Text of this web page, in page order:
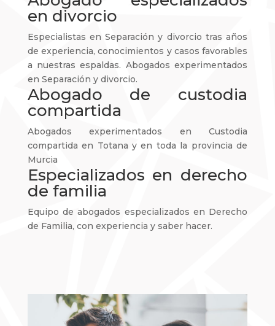
en divorcio
Especialistas en Separación y divorcio tras años
de experiencia, conocimientos y casos favorables
a nuestras espaldas. Abogados experimentados
en Separación y divorcio.
Abogado de custodia
compartida
Abogados experimentados en Custodia
compartida en Totana y en toda la provincia de
Murcia
Especializados en derecho
de familia
Equipo de abogados especializados en Derecho
de Familia, con experiencia y saber hacer.